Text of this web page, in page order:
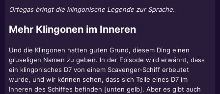
Ortegas bringt die klingonische Legende zur Sprache.
Mehr Klingonen im Inneren
Und die Klingonen hatten guten Grund, diesem Ding einen
gruseligen Namen zu geben. In der Episode wird erwähnt, dass
ein klingonisches D7 von einem Scavenger-Schiff erbeutet
wurde, und wir können sehen, dass sich Teile eines D7 im
Inneren des Schiffes befinden [unten gelb]. Aber es gibt auch